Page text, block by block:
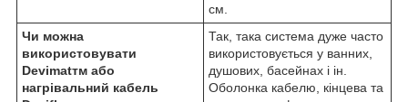
см.
Чи можна
використовувати
Devimatтм або
нагрівальний кабель
Так, така система дуже часто
використовується у ванних,
душових, басейнах і ін.
Оболонка кабелю, кінцева та